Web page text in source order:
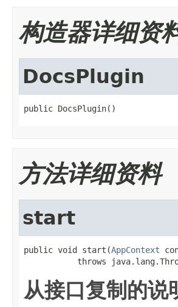
构造器详细资
DocsPlugin
public DocsPlugin()
方法详细资料
start
public void start(AppContext
throws
从接口复制的说